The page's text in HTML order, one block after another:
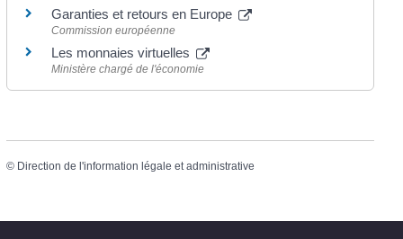
Garanties et retours en Europe
Commission européenne
Les monnaies virtuelles
Ministère chargé de l'économie
© Direction de l'information légale et administrative